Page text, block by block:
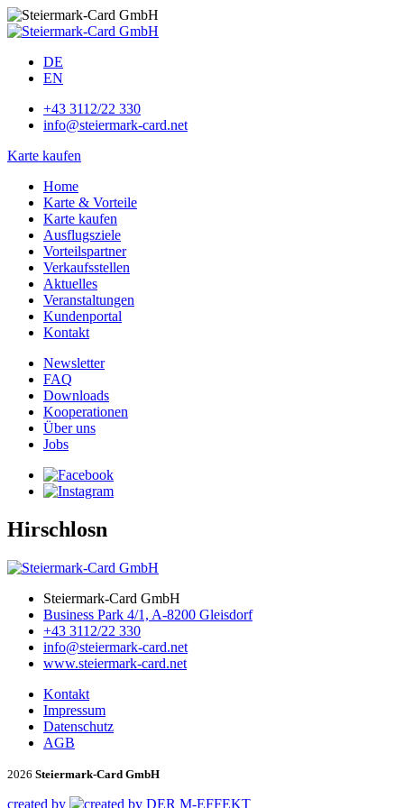
DE
EN
+43 3112/22 330
info@steiermark-card.net
Karte kaufen
Home
Karte & Vorteile
Karte kaufen
Ausflugsziele
Vorteilspartner
Verkaufsstellen
Aktuelles
Veranstaltungen
Kundenportal
Kontakt
Newsletter
FAQ
Downloads
Kooperationen
Über uns
Jobs
Hirschlosn
Steiermark-Card GmbH
Business Park 4/1, A-8200 Gleisdorf
+43 3112/22 330
info@steiermark-card.net
www.steiermark-card.net
Kontakt
Impressum
Datenschutz
AGB
2026 Steiermark-Card GmbH
created by